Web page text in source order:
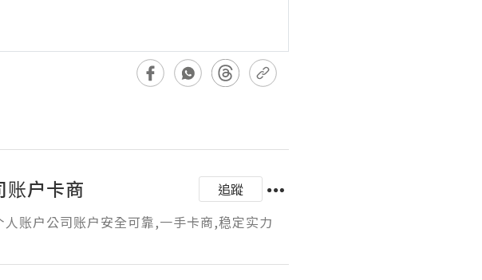
账户卡商
追蹤
账户公司账户安全可靠,一手卡商,稳定实力